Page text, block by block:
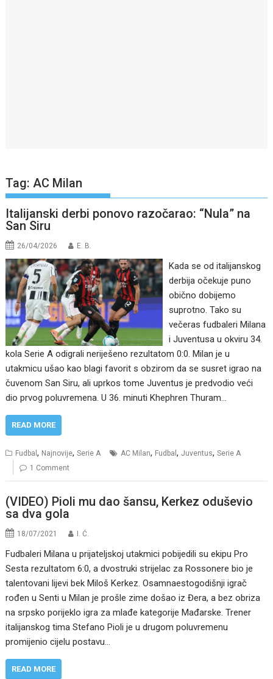
Tag:AC Milan
Italijanski derbi ponovo razočarao: “Nula” na
San Siru
26/04/2026 E. B.
Kada se od italijanskog
derbija očekuje puno
obično dobijemo
suprotno. Tako su
večeras fudbaleri Milana
i Juventusa u okviru 34.
kola Serie A odigrali neriješeno rezultatom 0:0. Milan je u
utakmicu ušao kao blagi favorit s obzirom da se susret igrao na
čuvenom San Siru, ali uprkos tome Juventus je predvodio veći
dio prvog poluvremena. U 36. minuti Khephren Thuram…
READ MORE
Fudbal, Najnovije,Serie A AC Milan, Fudbal,Juventus,Serie A
1 Comment
(VIDEO) Pioli mu dao šansu, Kerkez oduševio
sa dva gola
18/07/2021 I. Ć.
Fudbaleri Milana u prijateljskoj utakmici pobijedili su ekipu Pro
Sesta rezultatom 6:0, a dvostruki strijelac za Rossonere bio je
talentovani lijevi bek Miloš Kerkez. Osamnaestogodišnji igrač
rođen u Senti u Milan je prošle zime došao iz Đera, a bez obriza
na srpsko porijeklo igra za mlađe kategorije Mađarske. Trener
italijanskog tima Stefano Pioli je u drugom poluvremenu
promijenio cijelu postavu…
READ MORE